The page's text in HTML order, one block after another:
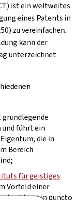
ist ein weltweites
eines Patents in
zu vereinfachen.
kann der
unterzeichnet
führt ein
die in
Bereich
für geistiges
Vorfeld einer
in puncto